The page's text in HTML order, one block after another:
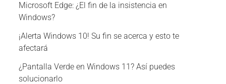
Microsoft Edge: ¿El fin de la insistencia en
Windows?
¡Alerta Windows 10! Su fin se acerca y esto te
afectará
¿Pantalla Verde en Windows 11? Así puedes
solucionarlo